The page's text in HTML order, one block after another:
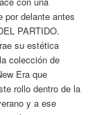
por delante antes
PARTIDO.
su estética
colección de
Era que
rollo dentro de la
y a ese